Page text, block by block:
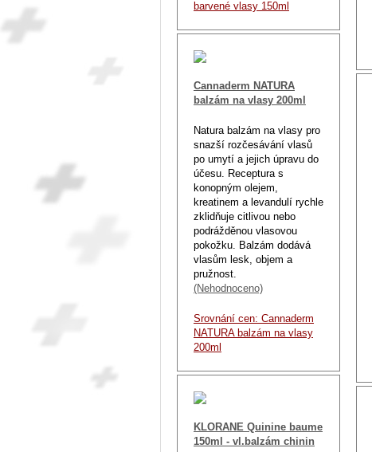
barvené vlasy 150ml
Cannaderm NATURA
balzám na vlasy 200ml
Natura balzám na vlasy pro
snazší rozčesávání vlasů
po umytí a jejich úpravu do
účesu. Receptura s
konopným olejem,
kreatinem a levandulí rychle
zklidňuje citlivou nebo
podrážděnou vlasovou
pokožku. Balzám dodává
vlasům lesk, objem a
pružnost.
(Nehodnoceno)
Srovnání cen: Cannaderm
NATURA balzám na vlasy
200ml
KLORANE Quinine baume
150ml - vl.balzám chinin